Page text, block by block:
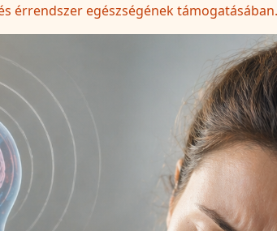
érrendszer egészségének támogatásában.